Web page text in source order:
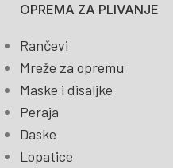
OPREMA ZA PLIVANJE
Rančevi
Mreže za opremu
Maske i disaljke
Peraja
Daske
Lopatice